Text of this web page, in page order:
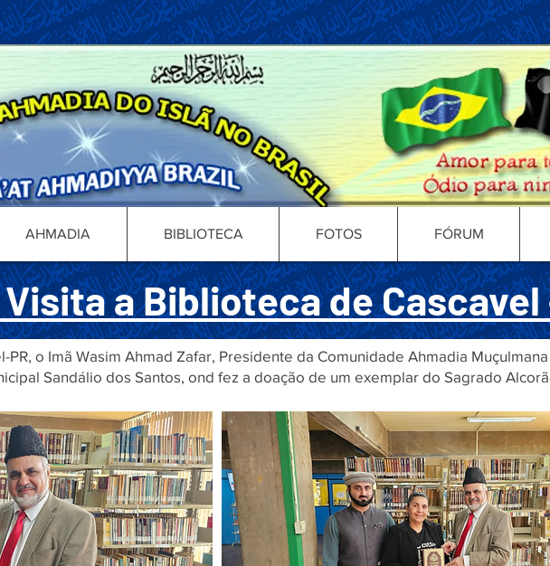
AHMADIA BIBLIOTECA FOTOS FÓRUM
a Biblioteca de Cascavel
PR, o Imã Wasim Ahmad Zafar, Presidente da Comunidade Ahmadia
Sandálio dos Santos, ond fez a doação de um exemplar do Sagrado